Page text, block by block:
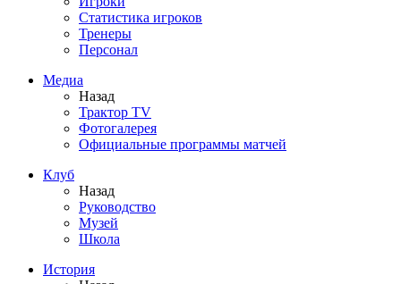
Статистика игроков
Тренеры
Персонал
Медиа
Назад
Трактор TV
Фотогалерея
Официальные программы матчей
Клуб
Назад
Руководство
Музей
Школа
История